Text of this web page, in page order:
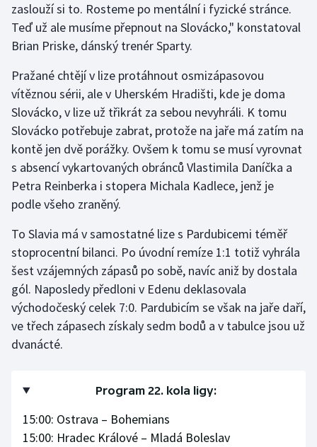
Jezdectví
Krasobruslení
Lezení
Lyže a snowboard
Moderní pětiboj
Motorsport
Olympijské hry
Parasport
Plavání
Ragby
zaslouží si to. Rosteme po mentální i fyzické stránce.
Teď už ale musíme přepnout na Slovácko," konstatoval
Brian Priske, dánský trenér Sparty.
Pražané chtějí v lize protáhnout osmizápasovou
vítěznou sérii, ale v Uherském Hradišti, kde je doma
Slovácko, v lize už třikrát za sebou nevyhráli. K tomu
Slovácko potřebuje zabrat, protože na jaře má zatím na
kontě jen dvě porážky. Ovšem k tomu se musí vyrovnat
s absencí vykartovaných obránců Vlastimila Daníčka a
Petra Reinberka i stopera Michala Kadlece, jenž je
podle všeho zraněný.
To Slavia má v samostatné lize s Pardubicemi téměř
stoprocentní bilanci. Po úvodní remíze 1:1 totiž vyhrála
šest vzájemných zápasů po sobě, navíc aniž by dostala
gól. Naposledy předloni v Edenu deklasovala
východočeský celek 7:0. Pardubicím se však na jaře daří,
ve třech zápasech získaly sedm bodů a v tabulce jsou už
dvanácté.
Program 22. kola ligy:
15:00: Ostrava – Bohemians
15:00: Hradec Králové – Mladá Boleslav